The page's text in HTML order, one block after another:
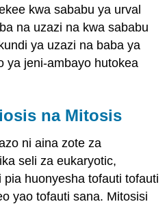
kwa sababu ya urval
na uzazi na kwa sababu
ya uzazi na baba ya
ya jeni-ambayo hutokea
na Mitosis
ni aina zote za
seli za eukaryotic,
huonyesha tofauti tofauti
yao tofauti sana. Mitosisi